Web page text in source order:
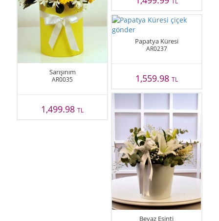
Sarışınım
AR0035
1,499.98TL
Papatya Küresi
AR0237
1,559.98 TL
Beyaz Esinti